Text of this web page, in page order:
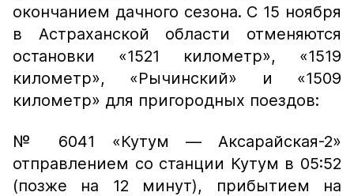
окончанием дачного сезона. С 15 ноября
в Астраханской области отменяются
остановки «1521 километр», «1519
километр», «Рычинский» и «1509
километр» для пригородных поездов:
№ 6041 «Кутум — Аксарайская-2»
отправлением со станции Кутум в 05:52
(позже на 12 минут), прибытием на